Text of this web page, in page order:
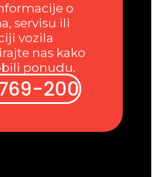
o
servisu ili
vozila
nas kako
ponudu.
200